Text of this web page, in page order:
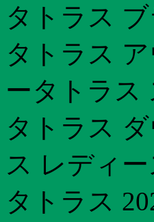
タトラス
タトラス
ータトラス
タトラス
ス レディ
タトラス